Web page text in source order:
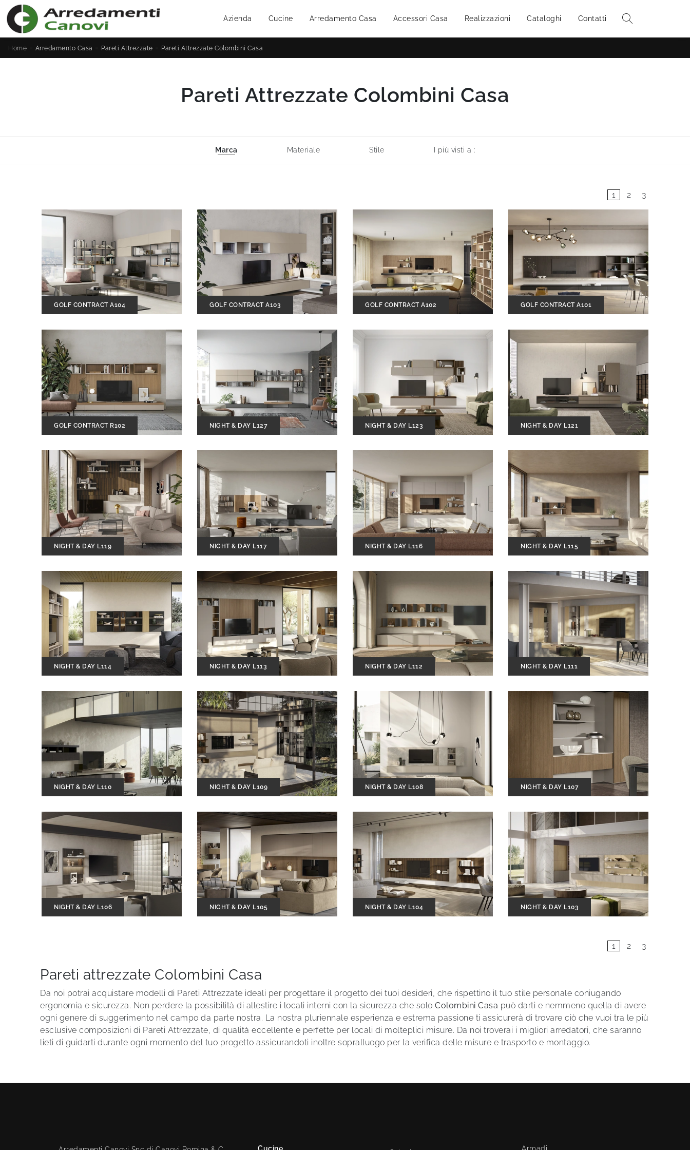
Azienda Cucine Arredamento Casa Accessori Casa Realizzazioni Cataloghi Contatti
Home - Arredamento Casa - Pareti Attrezzate - Pareti Attrezzate Colombini Casa
Pareti Attrezzate Colombini Casa
Marca Materiale Stile I più visti a :
1 2 3
GOLF CONTRACT A104 GOLF CONTRACT A103 GOLF CONTRACT A102 GOLF CONTRACT A101
GOLF CONTRACT R102 NIGHT & DAY L127 NIGHT & DAY L123 NIGHT & DAY L121
NIGHT & DAY L119 NIGHT & DAY L117 NIGHT & DAY L116 NIGHT & DAY L115
NIGHT & DAY L114 NIGHT & DAY L113 NIGHT & DAY L112 NIGHT & DAY L111
NIGHT & DAY L110 NIGHT & DAY L109 NIGHT & DAY L108 NIGHT & DAY L107
NIGHT & DAY L106 NIGHT & DAY L105 NIGHT & DAY L104 NIGHT & DAY L103
1 2 3
Pareti attrezzate Colombini Casa
Da noi potrai acquistare modelli di Pareti Attrezzate ideali per progettare il progetto dei tuoi desideri, che rispettino il tuo stile personale coniugando
ergonomia e sicurezza. Non perdere la possibilità di allestire i locali interni con la sicurezza che solo Colombini Casa può darti e nemmeno quella di avere
ogni genere di suggerimento nel campo da parte nostra. La nostra pluriennale esperienza e estrema passione ti assicurerà di trovare ciò che vuoi tra le più
esclusive composizioni di Pareti Attrezzate, di qualità eccellente e perfette per locali di molteplici misure. Da noi troverai i migliori arredatori, che saranno
lieti di guidarti durante ogni momento del tuo progetto assicurandoti inoltre sopralluogo per la verifica delle misure e trasporto e montaggio.